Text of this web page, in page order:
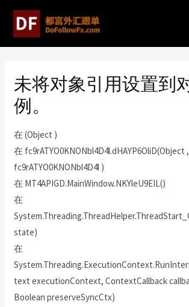
未将对象引用设置到
例。
在 (Object )
在 fc9rATYO0KNONbl4D4l.dHAYP6OliD(Object ,
fc9rATYO0KNONbl4D4l )
在 MT4APIGD.MainWindow.NKYleU9EIL()
在
state)
在
text executionContext, ContextCallback
Boolean preserveSyncCtx)